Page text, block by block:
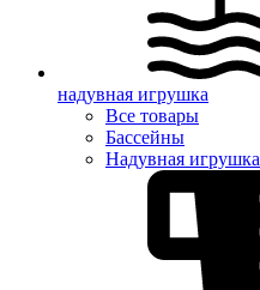
надувная игрушка
Все товары
Бассейны
Надувная игрушка